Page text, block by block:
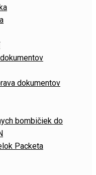
dokumentov
bombičiek do
Packeta